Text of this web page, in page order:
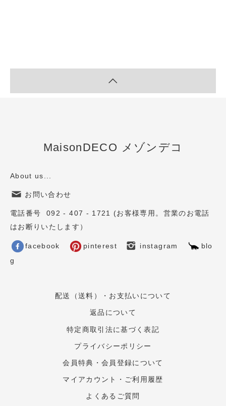
MaisonDECO メゾンデコ
About us...
お問い合わせ
電話番号 092 - 407 - 1721 (お客様専用。営業のお電話
はお断りいたします）
facebook pinterest instagram
blo
g
配送（送料）・お支払いについて
返品について
特定商取引法に基づく表記
プライバシーポリシー
会員特典・会員登録について
マイアカウント・ご利用履歴
よくあるご質問